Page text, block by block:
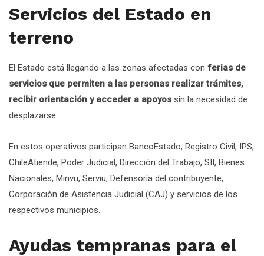
Servicios del Estado en
terreno
El Estado está llegando a las zonas afectadas con ferias de
servicios que permiten a las personas realizar trámites,
recibir orientación y acceder a apoyos sin la necesidad de
desplazarse.
En estos operativos participan BancoEstado, Registro Civil, IPS,
ChileAtiende, Poder Judicial, Dirección del Trabajo, SII, Bienes
Nacionales, Minvu, Serviu, Defensoría del contribuyente,
Corporación de Asistencia Judicial (CAJ) y servicios de los
respectivos municipios.
Ayudas tempranas para el